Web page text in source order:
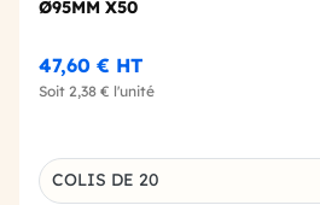
au panier
Ø95MM X50
47,60 € HT
Soit 2,38 € l'unité
Choisissez une déclinaison
COLIS DE 20